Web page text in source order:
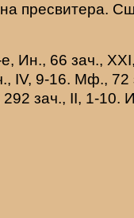
пресвитера.
Ин., 66 зач.,
IV, 9-16. Мф., 72
зач., II, 1-10.